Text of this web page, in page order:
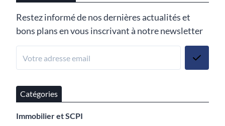
Restez informé de nos dernières actualités et
bons plans en vous inscrivant à notre newsletter
Catégories
Immobilier et SCPI